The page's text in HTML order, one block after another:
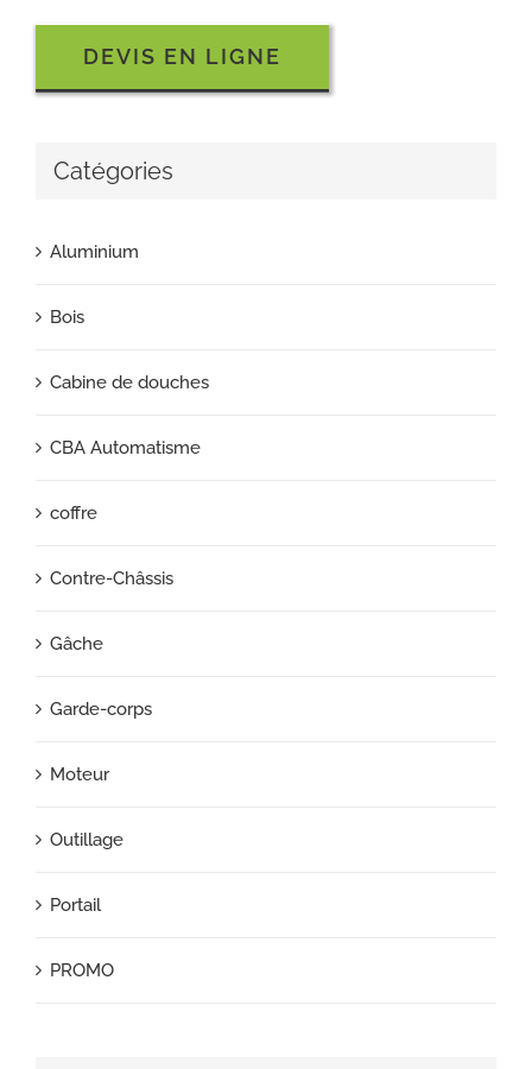
DEVIS EN LIGNE
Catégories
Aluminium
Bois
Cabine de douches
CBA Automatisme
coffre
Contre-Châssis
Gâche
Garde-corps
Moteur
Outillage
Portail
PROMO